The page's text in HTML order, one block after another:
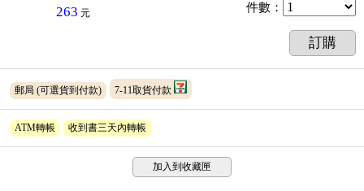
263 元 件數 ：
訂購
郵局 (可選貨到付款) 7-11取貨付款
ATM轉帳 收到書三天內轉帳
加入到收藏匣